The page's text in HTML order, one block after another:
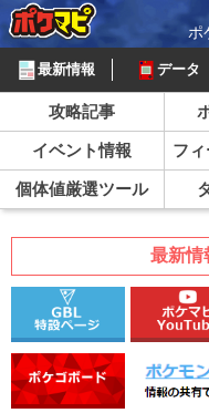
ポ
最新情報 データ
攻略記事
イベント情報
フ
個体値厳選ツール
最新情